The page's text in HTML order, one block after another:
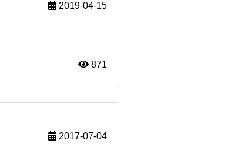
2019-04-15
871
2017-07-04